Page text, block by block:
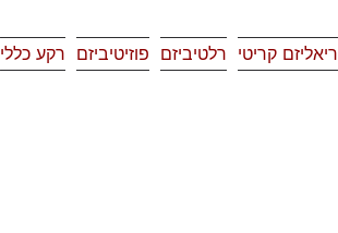
רקע כללי פוזיטיביזם רלטיביזם ריאליזם קריטי